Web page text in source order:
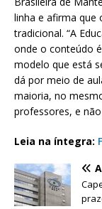
linha e afirma que
tradicional. “A
onde o conteúdo
modelo que está
dá por meio de
maioria, no
professores, e
Leia na íntegra: